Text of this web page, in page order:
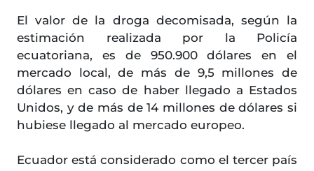
El valor de la droga decomisada, según la
estimación realizada por la Policía
ecuatoriana, es de 950.900 dólares en el
mercado local, de más de 9,5 millones de
dólares en caso de haber llegado a Estados
Unidos, y de más de 14 millones de dólares si
hubiese llegado al mercado europeo.
Ecuador está considerado como el tercer país